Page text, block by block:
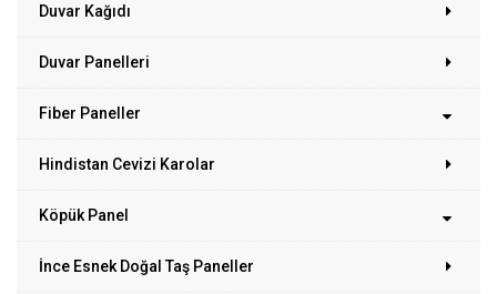
Duvar Kağıdı
Duvar Panelleri
Fiber Paneller
Hindistan Cevizi Karolar
Köpük Panel
İnce Esnek Doğal Taş Paneller